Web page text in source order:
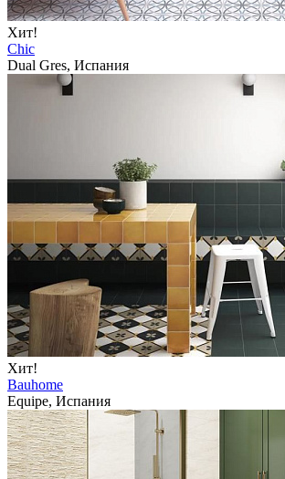
Хит!
Chic
Dual Gres, Испания
Хит!
Bauhome
Equipe, Испания